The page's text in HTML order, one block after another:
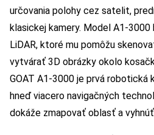
určovania polohy cez satelit,
klasickej kamery. Model A1-
LiDAR, ktoré mu pomôžu
vytvárať 3D obrázky okolo
GOAT A1-3000 je prvá robotická
hneď viacero navigačných
dokáže zmapovať oblasť a